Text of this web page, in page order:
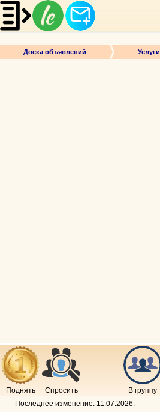
Доска объявлений Услуги
Поднять Спросить В группу
Последнее изменение: 11.07.2026.